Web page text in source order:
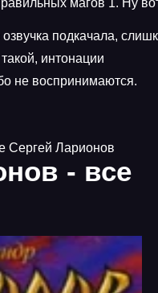
магов 1. Ну
подкачала,
интонации
не воспринимаются.
Сергей Ларионов
- все